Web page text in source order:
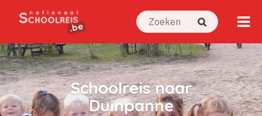
Schoolreis naar
Duinpanne